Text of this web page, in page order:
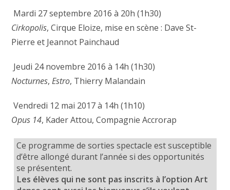
Mardi 27 septembre 2016 à 20h (1h30)
Cirkopolis, Cirque Eloize, mise en scène : Dave St-
Pierre et Jeannot Painchaud
Jeudi 24 novembre 2016 à 14h (1h30)
Nocturnes,Estro, Thierry Malandain
Vendredi 12 mai 2017 à 14h (1h10)
Opus 14, Kader Attou, Compagnie Accrorap
Ce programme de sorties spectacle est susceptible
d’être allongé durant l’année si des opportunités
se présentent.
Les élèves qui ne sont pas inscrits à l’option Art